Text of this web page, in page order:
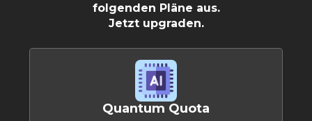
folgenden Pläne aus.
Jetzt upgraden.
Quantum Quota